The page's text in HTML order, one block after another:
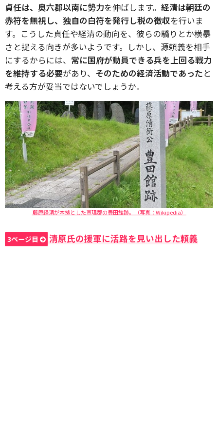
貞任は、奥六郡以南に勢力を伸ばします。 経清は朝廷の
赤符を無視し、独自の白符を発行し税の徴収を行いま
す。こうした貞任や経清の動向を、彼らの驕りとか横暴
さと捉える向きが多いようです。しかし、源頼義を相手
にするからには、 常に国府が動員できる兵を上回る戦力
を維持する必要があり、 そのための経済活動であったと
考える方が妥当ではないでしょうか。
藤原経清が本拠とした亘理郡の豊田館跡。（写真：Wikipedia）
3ページ目 清原氏の援軍に活路を見い出した頼義